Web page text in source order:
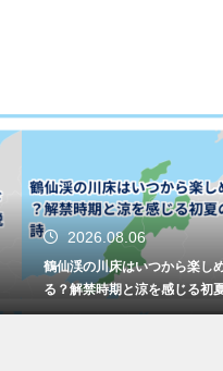
2026.08.06
鶴仙渓の川床はいつから楽しめ
る？解禁時期と涼を感じる初夏の
風物詩